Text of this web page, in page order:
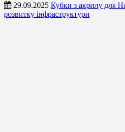
29.09.2025 Кубки з акрилу для
розвитку інфраструктури